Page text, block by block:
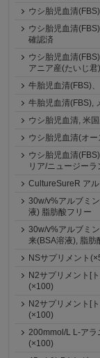
ウシ胎児血清
ウシ胎児血清
確認済
ウシ胎児血清
アニア産(たいじ君)
牛胎児血清(FBS)
牛胎児血清(FBS),
ウシ胎児血清, 米
ウシ胎児血清(オ
ウシ胎児血清
リア/ニュージーラ
CultureSureR ア
30w/v%アルブミ
液) 脂肪酸フリー
30w/v%アルブミ
来(BSA溶液), 脂肪
NSサプリメント
N2サプリメント[
(×100)
N2サプリメント[
(×100)
200mmol/L L-アラ
(×100)